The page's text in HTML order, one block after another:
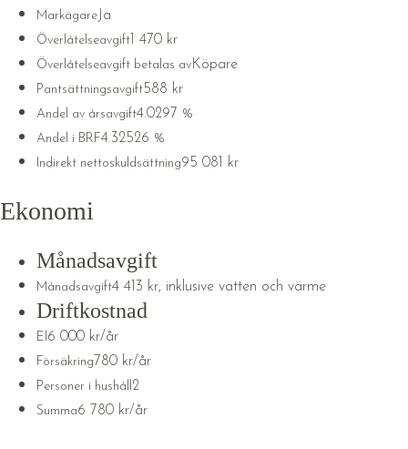
Markägare Ja
Överlåtelseavgift 1 470 kr
Överlåtelseavgift betalas av Köpare
Pantsättningsavgift588 kr
Andel av årsavgift4.0297 %
Andel i BRF4.32526 %
Indirekt nettoskuldsättning95 081 kr
Ekonomi
Månadsavgift
Månadsavgift4 413 kr, inklusive vatten och värme
Driftkostnad
El6 000 kr/år
Försäkring780 kr/år
Personer i hushåll2
Summa6 780 kr/år